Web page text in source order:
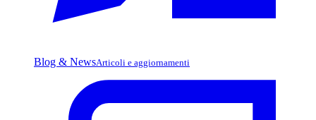
Blog & NewsArticoli e aggiornamenti